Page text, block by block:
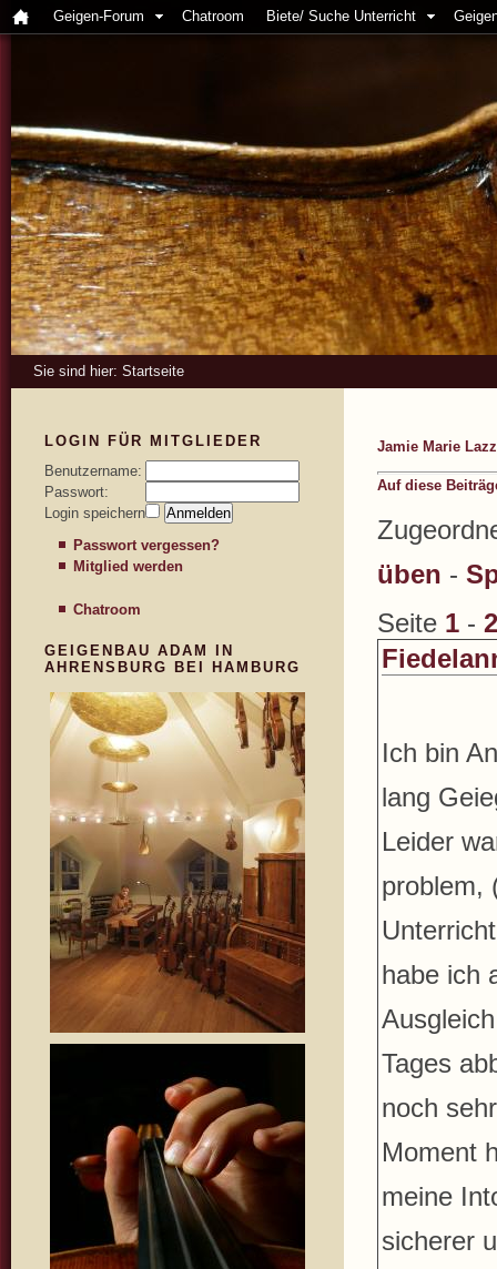
Geigen-Forum Chatroom Biete/ Suche Unterricht
Sie sind hier: Startseite
Jamie Marie
Auf diese
üben -
Seite 1 - 2
Ich bin
lang
Leider
problem,
habe ich
Tages
noch
Moment
meine
sicherer
LOGIN FÜR MITGLIEDER
Benutzername:
Passwort:
Login speichern
Passwort vergessen?
Mitglied werden
Chatroom
GEIGENBAU ADAM IN
AHRENSBURG BEI HAMBURG